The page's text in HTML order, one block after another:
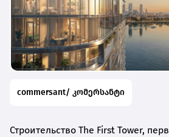
commersant/ კომერსანტი
Строительство The First Tower,